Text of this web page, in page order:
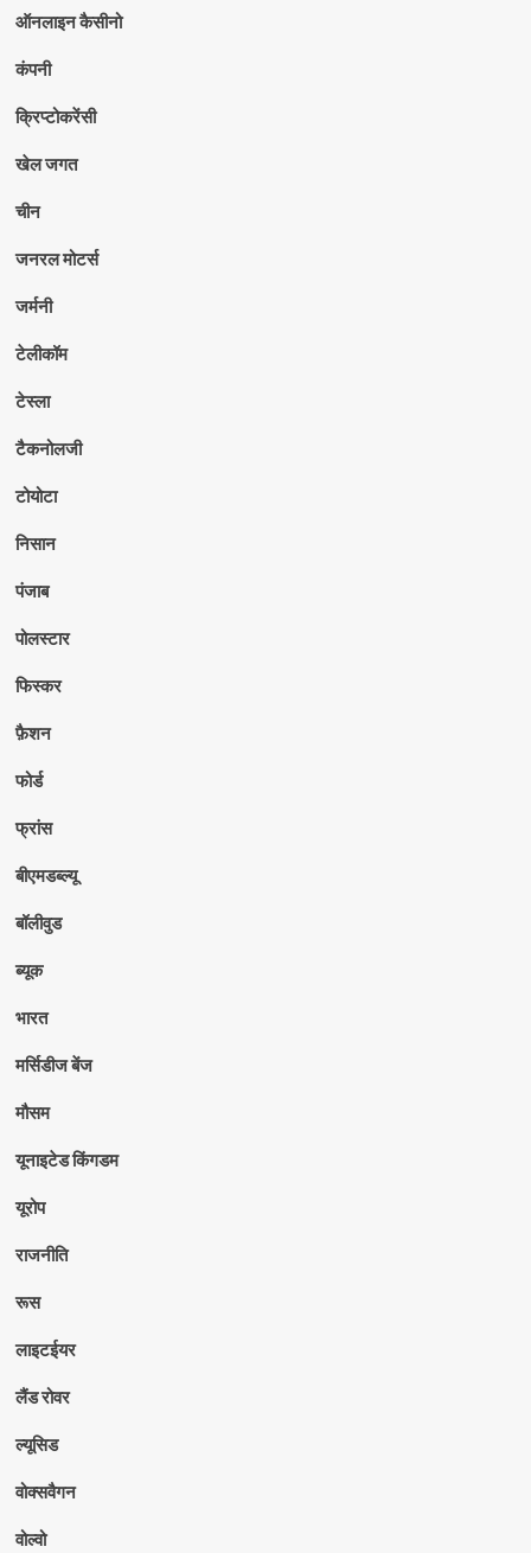
ऑनलाइन कैसीनो
कंपनी
क्रिप्टोकरेंसी
खेल जगत
चीन
जनरल मोटर्स
जर्मनी
टेलीकॉम
टेस्ला
टैकनोलजी
टोयोटा
निसान
पंजाब
पोलस्टार
फिस्कर
फ़ैशन
फोर्ड
फ्रांस
बीएमडब्ल्यू
बॉलीवुड
ब्यूक
भारत
मर्सिडीज बेंज
मौसम
यूनाइटेड किंगडम
यूरोप
राजनीति
रूस
लाइटईयर
लैंड रोवर
ल्यूसिड
वोक्सवैगन
वोल्वो